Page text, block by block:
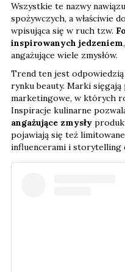
Wszystkie te nazwy
spożywczych, a właściwie
wpisująca się w ruch tzw.
inspirowanych jedzeniem
angażujące wiele zmysłów.
Trend ten jest odpowiedzią
rynku beauty. Marki
marketingowe, w których
Inspiracje kulinarne
angażujące zmysły
pojawiają się też
influencerami i storytelling